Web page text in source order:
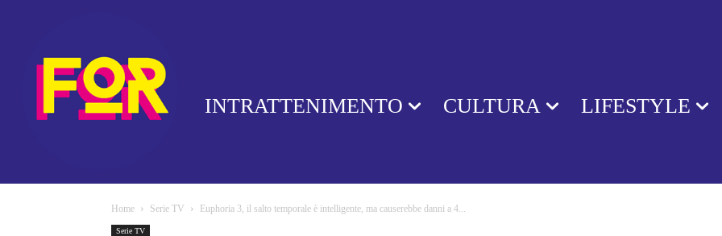
INTRATTENIMENTO CULTURA LIFESTYLE
Home Serie TV Euphoria 3, il salto temporale è intelligente, ma causerebbe danni a 4...
Serie TV